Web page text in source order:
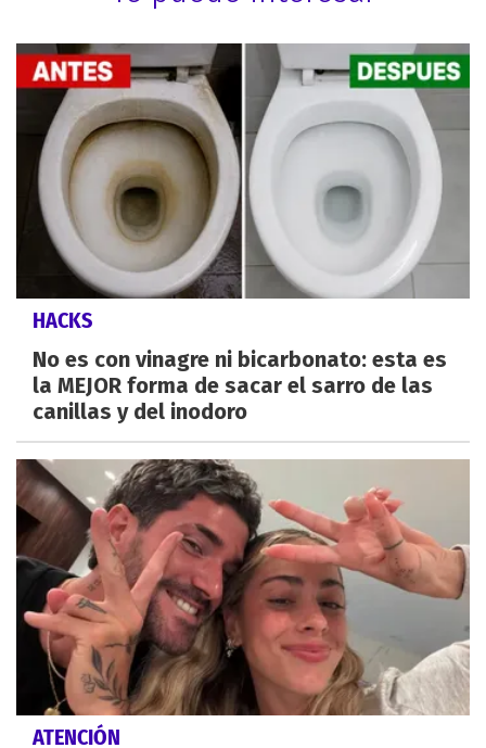
HACKS
No es con vinagre ni bicarbonato: esta es
la MEJOR forma de sacar el sarro de las
canillas y del inodoro
ATENCIÓN